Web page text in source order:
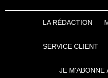
LA RÉDACTION
SERVICE CLIENT
JE M'ABONNE